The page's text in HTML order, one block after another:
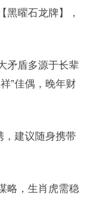
黑曜石龙牌】，
矛盾多源于长辈
”佳偶，晚年财
，建议随身携带
略，生肖虎需稳